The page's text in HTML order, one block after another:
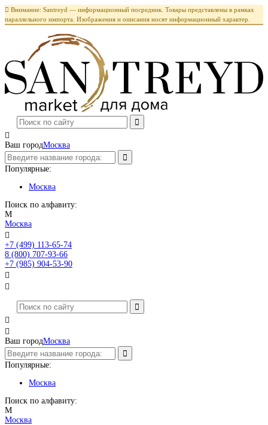
 Внимание: Santreyd — информационный посредник. Товары представлены в рамках
параллельного импорта. Изображения и описания носят информационный характер.

Ваш городМосква
Популярные:
Москва
Поиск по алфавиту:
М
Москва

+7 (499) 113-65-74
8 (800) 707-93-66
+7 (985) 904-53-90




Ваш городМосква
Популярные:
Москва
Поиск по алфавиту:
М
Москва